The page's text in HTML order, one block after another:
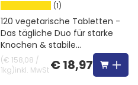
(1)
120 vegetarische Tabletten -
Das tägliche Duo für starke
Knochen & stabile
Unterstützung
(€ 158,08 /
1kg)inkl. MwSt€ 18,97